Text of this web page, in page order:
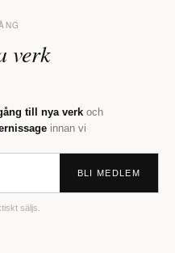
verk
till nya verk och
innan vi
BLI MEDLEM
säljs.